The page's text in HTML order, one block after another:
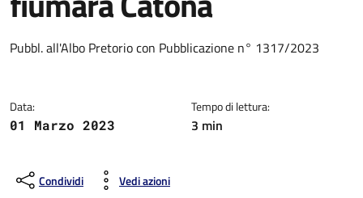
Dettagli della notizia
Pubbl. all'Albo Pretorio con Pubblicazione n° 1317/2023
Data:
01 Marzo 2023
Tempo di lettura:
3 min
Condividi Vedi azioni